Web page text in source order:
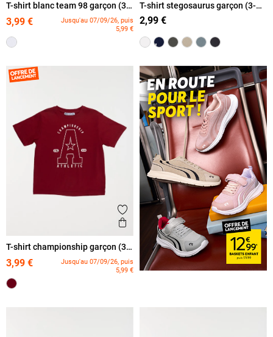
T-shirt blanc team 98 garçon (3-
12A)
3,99 €
Jusqu'au 07/09/26, puis
5,99 €
T-shirt stegosaurus garçon (3-
12A)
2,99 €
Ajouter aux favoris
Aperçu rapide
T-shirt championship garçon (3-
3,99 €
Jusqu'au 07/09/26, puis
5,99 €